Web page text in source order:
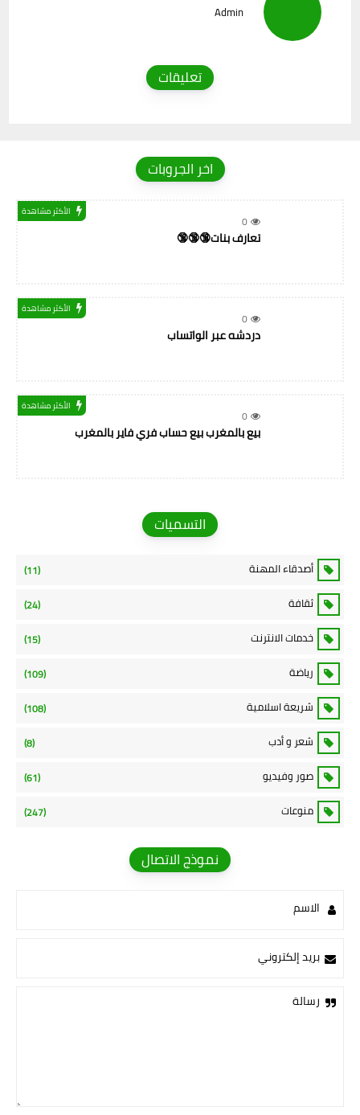
Admin
تعليقات
اخر الجروبات
0
الأكثر مشاهدة
تعارف بنات🔞🔞🔞
0
الأكثر مشاهدة
دردشه عبر الواتساب
0
الأكثر مشاهدة
بيع بالمغرب بيع حساب فري فاير بالمغرب
التسميات
أصدقاء المهنة (11)
ثقافة (24)
خدمات الانترنت (15)
رياضة (109)
شريعة اسلامية (108)
شعر و أدب (8)
صور وفيديو (61)
منوعات (247)
نموذج الاتصال
الاسم
بريد إلكتروني
رسالة